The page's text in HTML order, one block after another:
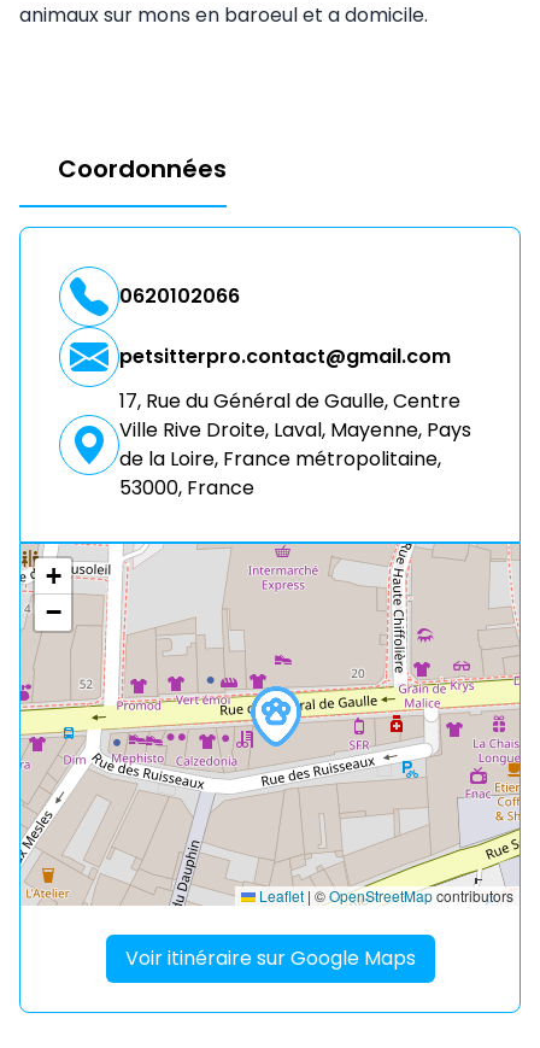
animaux sur mons en baroeul et a domicile.
Coordonnées
0620102066
petsitterpro.contact@gmail.com
17, Rue du Général de Gaulle, Centre
Ville Rive Droite, Laval, Mayenne, Pays
de la Loire, France métropolitaine,
53000, France
+
−
Leaflet | ©OpenStreetMapcontributors
Voir itinéraire sur Google Maps